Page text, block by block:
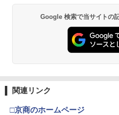
東京マルイ
USP HG 18
￥3,409
4
タミヤ クラ
先細薄刃ニ
モデル用工
型用接着剤
Google 検索で当サイトの
関連リンク
□京商のホームページ